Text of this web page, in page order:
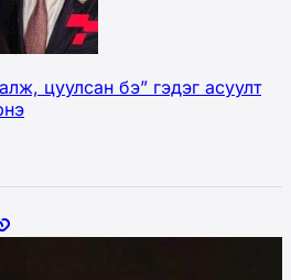
цуулсан бэ” гэдэг асуулт